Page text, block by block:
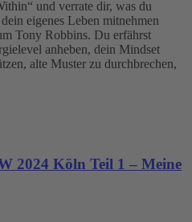
und verrate dir, was du
eigenes Leben mitnehmen
Tony Robbins. Du erfährst
anheben, dein Mindset
alte Muster zu durchbrechen,
2024 Köln Teil 1 – Meine